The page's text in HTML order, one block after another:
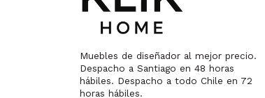
Muebles de diseñador al mejor precio.
Despacho a Santiago en 48 horas
hábiles. Despacho a todo Chile en 72
horas hábiles.